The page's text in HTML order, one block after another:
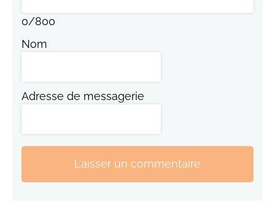
0/800
Nom
Adresse de messagerie
Laisser un commentaire